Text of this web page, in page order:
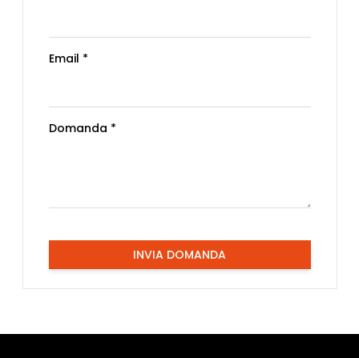
Email *
Domanda *
INVIA DOMANDA